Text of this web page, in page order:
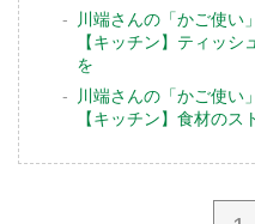
川端さんの「かご使い
【キッチン】ティッ
を
川端さんの「かご使い
【キッチン】食材の